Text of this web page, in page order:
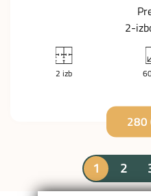
2-
2 izb
280
1 2